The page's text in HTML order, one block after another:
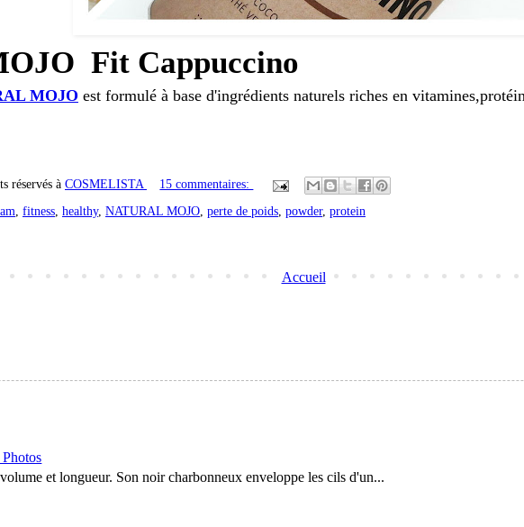
Fit Cappuccino
MOJO est formulé à base d'ingrédients naturels riches en
réservés à COSMELISTA
15 commentaires:
fitness healthy, NATURAL MOJO perte de poids powder, protein
Accueil
et longueur. Son noir charbonneux enveloppe les cils d'un...